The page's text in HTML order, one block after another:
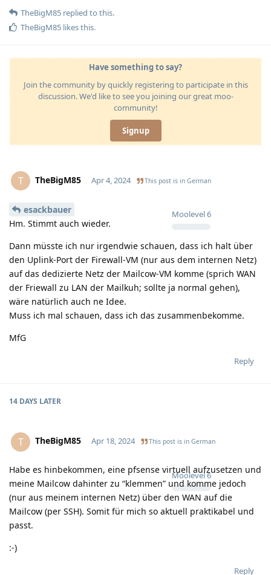
TheBigM85 replied to this.
TheBigM85 likes this.
Have something to say?
Join the community by quickly registering to participate in this
discussion. We'd like to see you joining our great moo-
community!
Signup
T TheBigM85
Moolevel6
Apr 4, 2024 This post is in German
esackbauer
Hm. Stimmt auch wieder.
Dann müsste ich nur irgendwie schauen, dass ich halt über
den Uplink-Port der Firewall-VM (nur aus dem internen Netz)
auf das dedizierte Netz der Mailcow-VM komme (sprich WAN
der Friewall zu LAN der Mailkuh; sollte ja normal gehen),
wäre natürlich auch ne Idee.
Muss ich mal schauen, dass ich das zusammenbekomme.
MfG
Reply
14 DAYS LATER
T TheBigM85
Moolevel6
Apr 18, 2024 This post is in German
Habe es hinbekommen, eine pfsense virtuell aufzusetzen und
meine Mailcow dahinter zu “klemmen” und komme jedoch
(nur aus meinem internen Netz) über den WAN auf die
Mailcow (per SSH). Somit für mich so aktuell praktikabel und
passt.
:-)
Reply